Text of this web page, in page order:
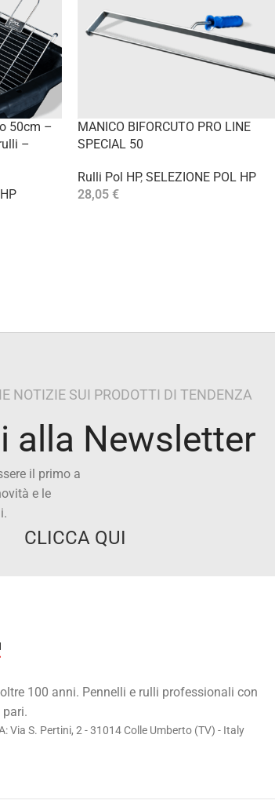
50cm –
–
MANICO BIFORCUTO PRO LINE
SPECIAL 50
Rulli Pol HP, SELEZIONE POL HP
28,05 €
NOTIZIE SUI PRODOTTI DI TENDENZA
alla Newsletter
il primo a
e le
CLICCA QUI
100 anni. Pennelli e rulli professionali con
Via S. Pertini, 2 - 31014 Colle Umberto (TV) - Italy